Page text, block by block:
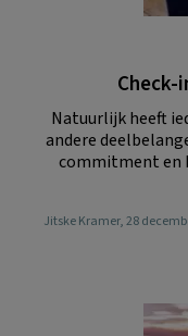
Check-
Natuurlijk heeft
andere
commitment en
Jitske Kramer, 28